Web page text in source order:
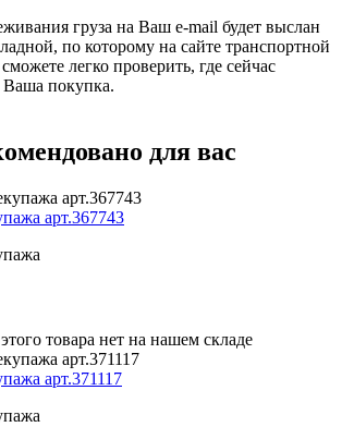
груза на Ваш e-mail будет выслан
по которому на сайте транспортной
легко проверить, где сейчас
Ваша покупка.
для вас
арт.367743
товара нет на нашем складе
арт.371117